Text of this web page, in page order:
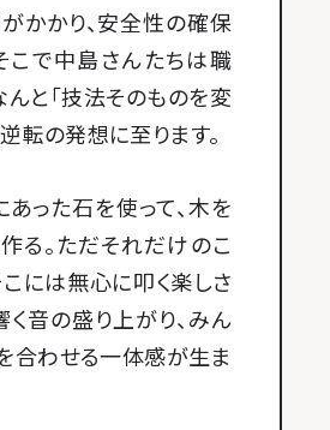
かかり、安全性の確保
こで中島さんたちは職
んと「技法そのものを変
逆転の発想に至ります。
あった石を使って、木を
る。ただそれだけのこ
こには無心に叩く楽しさ
く音の盛り上がり、みん
合わせる一体感が生ま